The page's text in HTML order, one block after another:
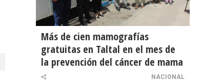
Más de cien mamografías
gratuitas en Taltal en el mes de
la prevención del cáncer de mama
NACIONAL